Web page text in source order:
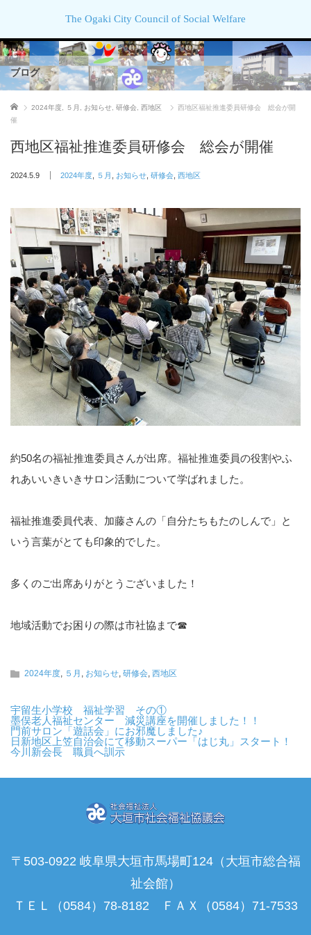
The Ogaki City Council of Social Welfare
ブログ
ホーム 2024年度 ５月 お知らせ 研修会 西地区
西地区福祉推進委員研修会 総会が開
催
西地区福祉推進委員研修会 総会が開催
2024.5.9 2024年度 ５月 お知らせ 研修会 西地区
約50名の福祉推進委員さんが出席。福祉推進委員の役割やふ
れあいいきいきサロン活動について学ばれました。
福祉推進委員代表、加藤さんの「自分たちもたのしんで」と
いう言葉がとても印象的でした。
多くのご出席ありがとうございました！
地域活動でお困りの際は市社協まで☎
2024年度, ５月 , お知らせ, 研修会, 西地区
宇留生小学校 福祉学習 その①
墨俣老人福祉センター 減災講座を開催しました！！
門前サロン「遊話会」にお邪魔しました♪
日新地区上笠自治会にて移動スーパー「はじ丸」スタート！
今川新会長 職員へ訓示
〒503-0922 岐阜県大垣市馬場町124（大垣市総合福
祉会館）
ＴＥＬ（0584）78-8182 ＦＡＸ（0584）71-7533